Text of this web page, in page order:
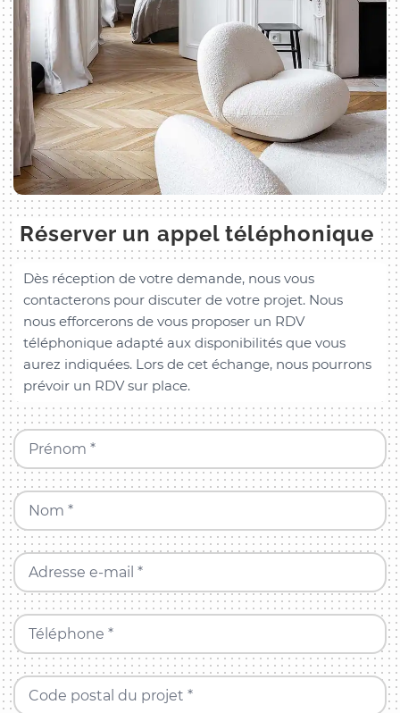
Réserver un appel téléphonique
Dès réception de votre demande, nous vous
contacterons pour discuter de votre projet. Nous
nous efforcerons de vous proposer un RDV
téléphonique adapté aux disponibilités que vous
aurez indiquées. Lors de cet échange, nous pourrons
prévoir un RDV sur place.
Prénom *
Nom *
Adresse e-mail *
Téléphone *
Code postal du projet *